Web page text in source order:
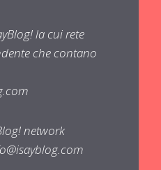
la cui rete
che contano
network